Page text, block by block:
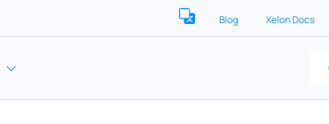
Blog Xelon Docs